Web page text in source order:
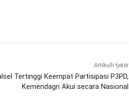
Artikulli tjetër
Tertinggi Keempat Partisipasi P3PD,
Kemendagri Akui secara Nasional